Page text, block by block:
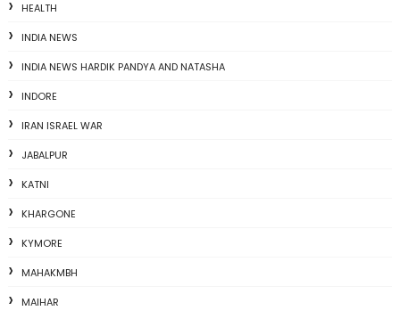
HEALTH
INDIA NEWS
INDIA NEWS HARDIK PANDYA AND NATASHA
INDORE
IRAN ISRAEL WAR
JABALPUR
KATNI
KHARGONE
KYMORE
MAHAKMBH
MAIHAR